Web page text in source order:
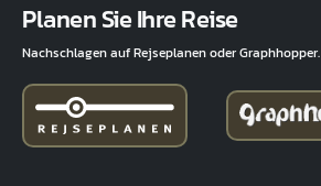
Planen Sie Ihre Reise
Nachschlagen auf Rejseplanen oder Graphhopper.